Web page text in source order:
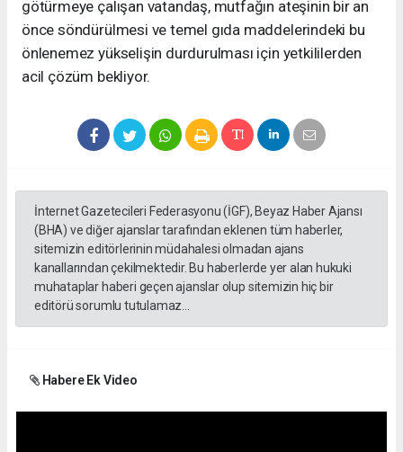
götürmeye çalışan vatandaş, mutfağın ateşinin bir an
önce söndürülmesi ve temel gıda maddelerindeki bu
önlenemez yükselişin durdurulması için yetkililerden
acil çözüm bekliyor.
İnternet Gazetecileri Federasyonu (İGF), Beyaz Haber Ajansı
(BHA) ve diğer ajanslar tarafından eklenen tüm haberler,
sitemizin editörlerinin müdahalesi olmadan ajans
kanallarından çekilmektedir. Bu haberlerde yer alan hukuki
muhataplar haberi geçen ajanslar olup sitemizin hiç bir
editörü sorumlu tutulamaz...
Habere Ek Video